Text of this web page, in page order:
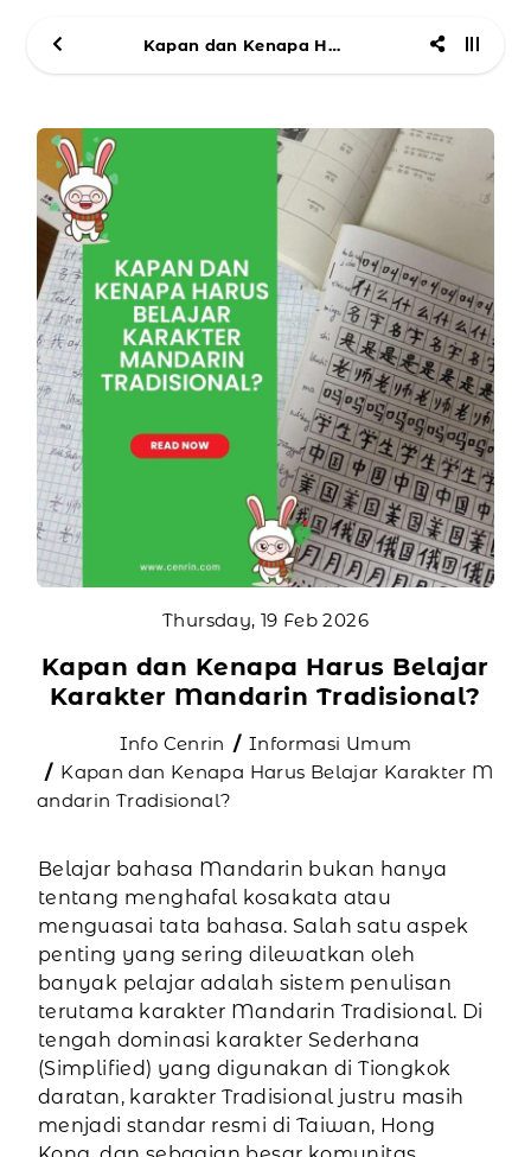
Kapan dan Kenapa Harus Belajar Karakter Mandarin Tradisional?
Thursday, 19 Feb 2026
Kapan dan Kenapa Harus Belajar
Karakter Mandarin Tradisional?
Info Cenrin
Informasi Umum
Kapan dan Kenapa Harus Belajar Karakter M
andarin Tradisional?
Belajar bahasa Mandarin bukan hanya
tentang menghafal kosakata atau
menguasai tata bahasa. Salah satu aspek
penting yang sering dilewatkan oleh
banyak pelajar adalah sistem penulisan
terutama karakter Mandarin Tradisional. Di
tengah dominasi karakter Sederhana
(Simplified) yang digunakan di Tiongkok
daratan, karakter Tradisional justru masih
menjadi standar resmi di Taiwan, Hong